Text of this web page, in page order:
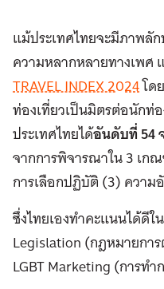
แม้ประเทศไทยจะมีภาพ
ความหลากหลายทางเพศ
TRAVEL INDEX 2024โดย
ท่องเที่ยวเป็นมิตรต่อนักท่
ประเทศไทยได้อันดับที่ 54
จากการพิจารณาใน 3 เก
การเลือกปฏิบัติ (3) ควา
ซึ่งไทยเองทำคะแนนได้ดีใน
Legislation (กฎหมายกา
LGBT Marketing (การท